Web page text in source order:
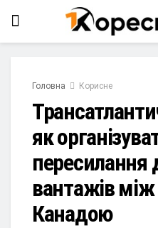
Головна Корисне
як
пересилання
вантажів
Канадою